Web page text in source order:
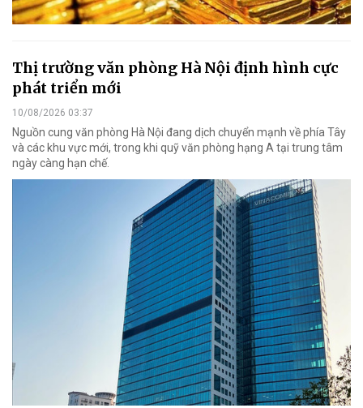
Thị trường văn phòng Hà Nội định hình cực
phát triển mới
10/08/2026 03:37
Nguồn cung văn phòng Hà Nội đang dịch chuyển mạnh về phía Tây
và các khu vực mới, trong khi quỹ văn phòng hạng A tại trung tâm
ngày càng hạn chế.